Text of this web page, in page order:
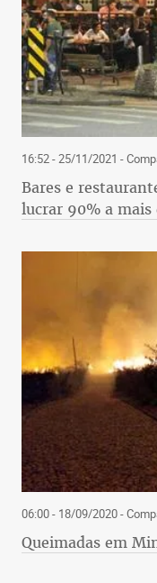
16:52 - 25/11/2021 -
Bares e
lucrar 90% a mais
06:00 - 18/09/2020-
Queimadas em